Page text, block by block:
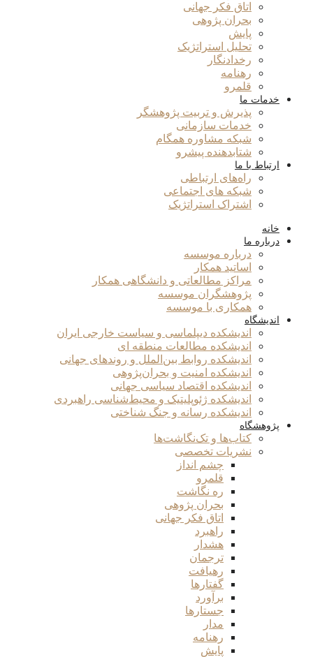
اتاق فکر جهانی
بحران پژوهی
پایش
تحلیل استراتژیک
رخدادنگار
رهنامه
قلمرو
خدمات ما
پذیرش و تربیت پژوهشگر
خدمات سازمانی
شبکه مشاوره همگام
شتابدهنده پیشرو
ارتباط با ما
راه‌های ارتباطی
شبکه های اجتماعی
اشتراک استراتژیک
خانه
درباره ما
درباره موسسه
اساتید همکار
مراکز مطالعاتی و دانشگاهی همکار
پژوهشگران موسسه
همکاری با موسسه
اندیشگاه
اندیشکده دیپلماسی و سیاست خارجی ایران
اندیشکده مطالعات منطقه ای
اندیشکده روابط بین‌الملل و روندهای جهانی
اندیشکده امنیت و بحران‌پژوهی
اندیشکده اقتصاد سیاسی جهانی
اندیشکده ژئوپلیتیک و محیط‌شناسی راهبردی
اندیشکده رسانه و جنگ شناختی
پژوهشگاه
کتاب‌ها و تک‌نگاشت‌ها
نشریات تخصصی
چشم انداز
قلمرو
ره نگاشت
بحران پژوهی
اتاق فکر جهانی
راهبرد
هشدار
ترجمان
رهیافت
گفتارها
برآورد
جستارها
مدار
رهنامه
پایش